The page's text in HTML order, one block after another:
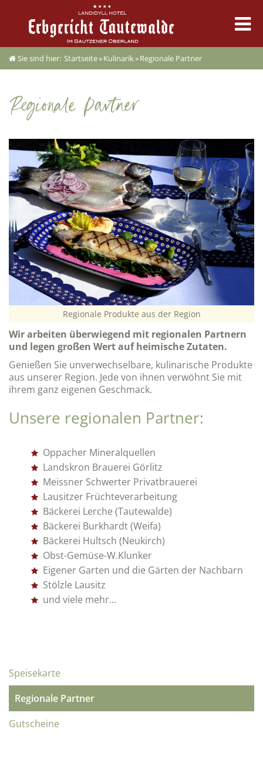
Erbgericht
Zimmer & Angebote
Kulinarik
Feste & Tagung
Erleben & Termine
Sie sind hier: Startseite»Kulinarik»Regionale Partner
Regionale Partner
Regionale Produkte aus der Region
Wir arbeiten überwiegend mit regionalen Partnern
und legen großen Wert auf heimische Zutaten.
Genießen Sie unverwechselbare, kulinarische Produkte
aus unserer Region. Jede von ihnen verwöhnt Sie mit
ihrem ganz eigenen Geschmack.
Unsere regionalen Partner:
Oppacher Mineralquellen
Landskron Brauerei Görlitz
Meissner Schwerter Privatbrauerei
Lausitzer Früchteverarbeitung
Bäckerei Lerche (Tautewalde)
Bäckerei Burkhardt (Weifa)
Bäckerei Hultsch (Neukirch)
Obst-Gemüse-W.Klunker
Eigener Garten und die Gärten der Nachbarn
Stölzle Lausitz
und viele mehr...
Speisekarte
Regionale Partner
Gutscheine